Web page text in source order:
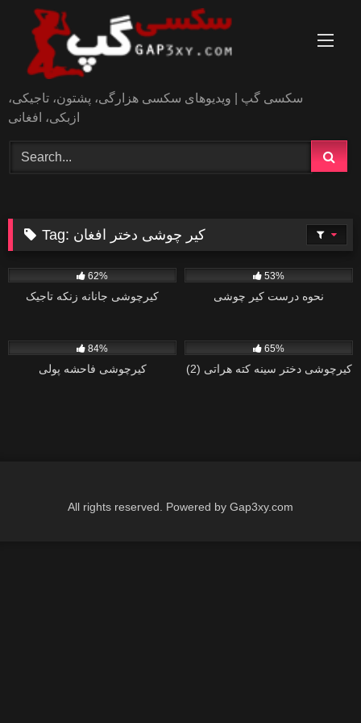
content
سکسی گپ | ویدیوهای سکسی هزارگی، پشتون، تاجیکی،
ازبکی، افغانی
Tag: کیر چوشی دختر افغان
62%
کیرچوشی جانانه زنکه تاجیک
53%
نحوه درست کیر چوشی
84%
کیرچوشی فاحشه پولی
65%
(2) کیرچوشی دختر سینه کته هراتی
All rights reserved. Powered by Gap3xy.com